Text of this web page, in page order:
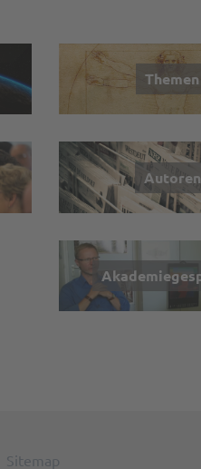
Themen
Autoren
Sitemap